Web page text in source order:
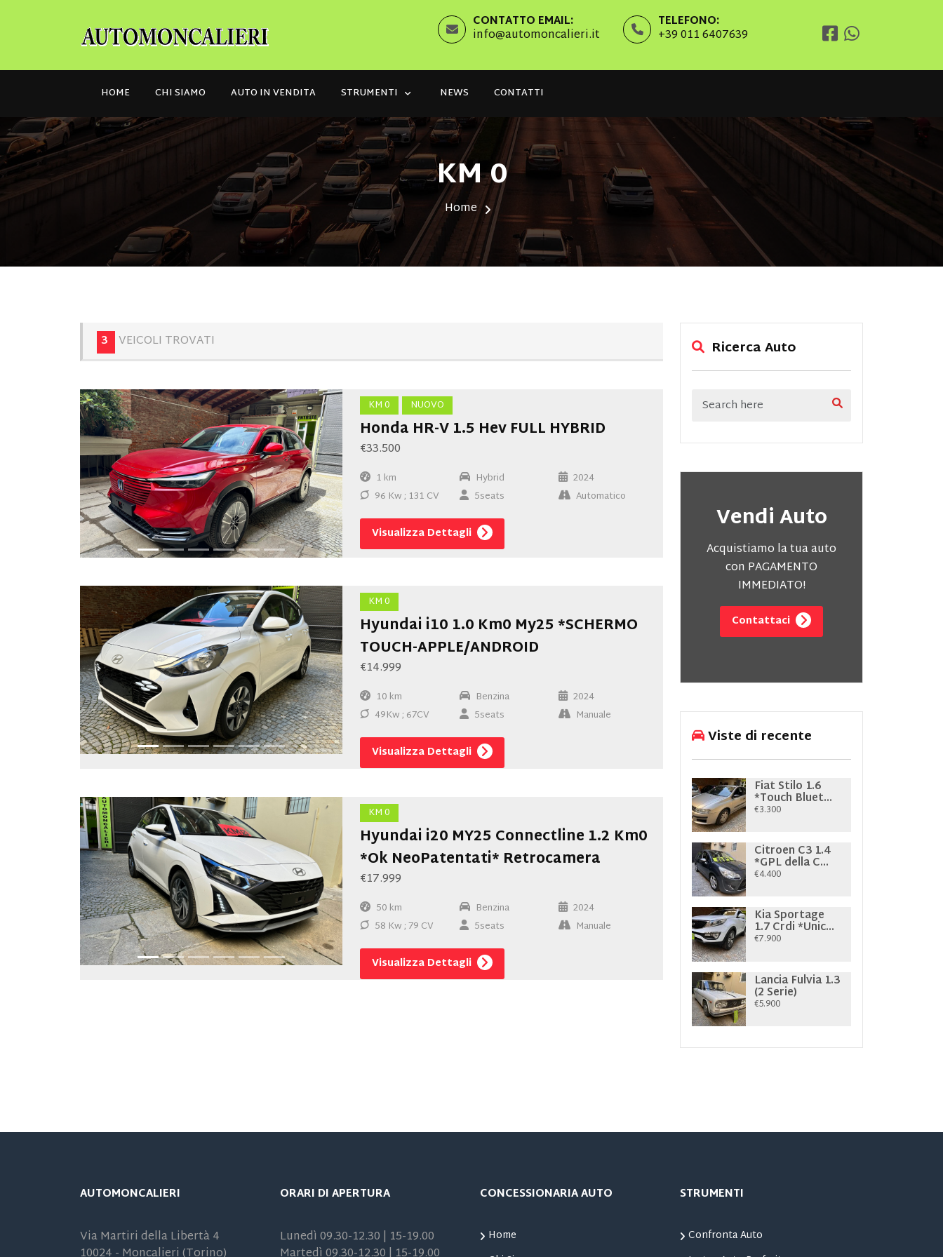
CONTATTO EMAIL:
info@automoncalieri.it
TELEFONO:
+39 011 6407639
HOME CHI SIAMO AUTO IN VENDITA STRUMENTI NEWS CONTATTI
KM 0
Home
3 VEICOLI TROVATI
KM 0 NUOVO
Honda HR-V 1.5 Hev FULL HYBRID
€33.500
1 km Hybrid
2024
96 Kw ; 131 CV
5seats Automatico
Visualizza Dettagli
KM 0
Hyundai i10 1.0 Km0 My25 *SCHERMO
TOUCH-APPLE/ANDROID
€14.999
10 km Benzina
2024
49Kw ; 67CV
5seats Manuale
Visualizza Dettagli
KM 0
Hyundai i20 MY25 Connectline 1.2 Km0
*Ok NeoPatentati* Retrocamera
€17.999
50 km Benzina
2024
58 Kw ; 79 CV
5seats Manuale
Visualizza Dettagli
Ricerca Auto
Vendi Auto
Acquistiamo la tua auto
con PAGAMENTO
IMMEDIATO!
Contattaci
Viste di recente
Fiat Stilo 1.6
*Touch Bluet...
€3.300
Citroen C3 1.4
*GPL della C...
€4.400
Kia Sportage
1.7 Crdi *Unic...
€7.900
Lancia Fulvia 1.3
(2 Serie)
€5.900
AUTOMONCALIERI
Via Martiri della Libertà 4
ORARI DI APERTURA
Lunedì 09.30-12.30 | 15-19.00
CONCESSIONARIA AUTO
Home
STRUMENTI
Confronta Auto